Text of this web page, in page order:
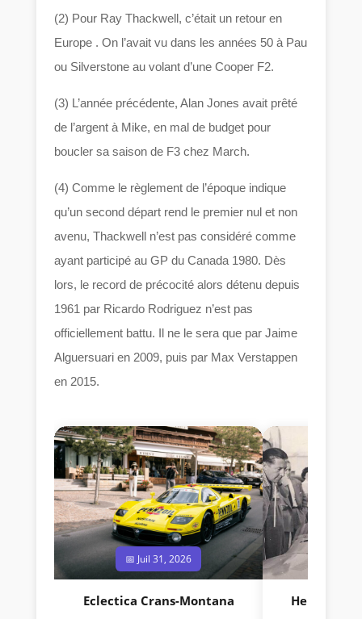
(2) Pour Ray Thackwell, c’était un retour en
Europe . On l’avait vu dans les années 50 à Pau
ou Silverstone au volant d’une Cooper F2.
(3) L’année précédente, Alan Jones avait prêté
de l’argent à Mike, en mal de budget pour
boucler sa saison de F3 chez March.
(4) Comme le règlement de l’époque indique
qu’un second départ rend le premier nul et non
avenu, Thackwell n’est pas considéré comme
ayant participé au GP du Canada 1980. Dès
lors, le record de précocité alors détenu depuis
1961 par Ricardo Rodriguez n’est pas
officiellement battu. Il ne le sera que par Jaime
Alguersuari en 2009, puis par Max Verstappen
en 2015.
📅 Juil 31, 2026
Eclectica Crans-Montana
Hermano